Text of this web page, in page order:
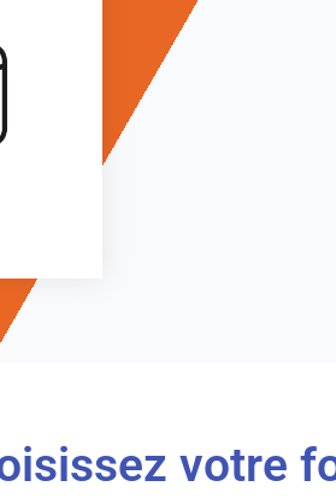
votre